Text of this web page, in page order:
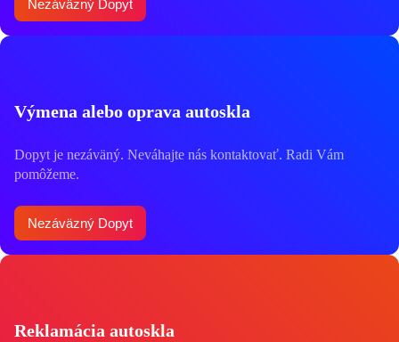
Nezáväzný Dopyt
Výmena alebo oprava autoskla
Dopyt je nezáväný. Neváhajte nás kontaktovať. Radi Vám
pomôžeme.
Nezáväzný Dopyt
Reklamácia autoskla